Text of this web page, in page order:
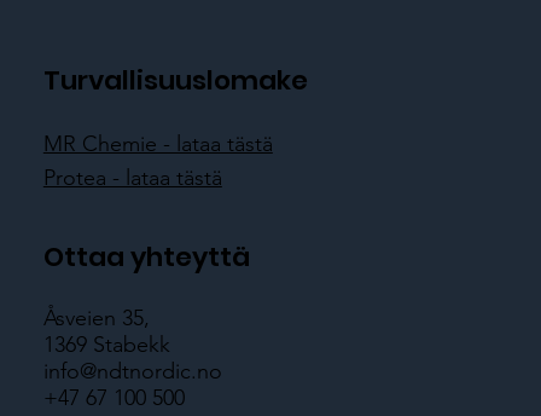
Turvallisuuslomake
MR Chemie - lataa tästä
Protea - lataa tästä
Ottaa yhteyttä
Åsveien 35,
1369 Stabekk
info@ndtnordic.no
+47 67 100 500